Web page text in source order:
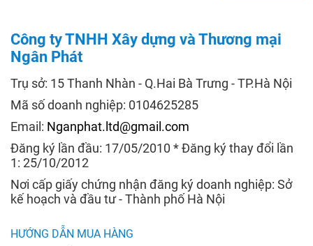
Công ty TNHH Xây dựng và Thương mại
Ngân Phát
Trụ sở: 15 Thanh Nhàn - Q.Hai Bà Trưng - TP.Hà Nội
Mã số doanh nghiệp: 0104625285
Email: Nganphat.ltd@gmail.com
Đăng ký lần đầu: 17/05/2010 * Đăng ký thay đổi lần
1: 25/10/2012
Nơi cấp giấy chứng nhận đăng ký doanh nghiệp: Sở
kế hoạch và đầu tư - Thành phố Hà Nội
HƯỚNG DẪN MUA HÀNG